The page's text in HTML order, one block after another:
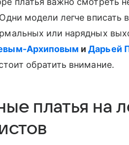
модели легче вписать
или нарядных
Архиповым иДарьей
обратить внимание.
платья на